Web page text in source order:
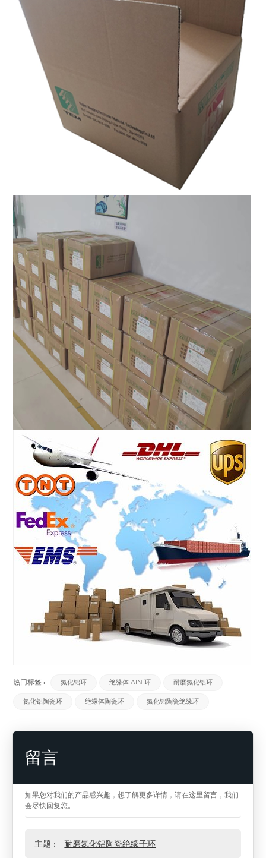
热门标签 : 氮化铝环 绝缘体 AlN 环 耐磨氮化铝环
氮化铝陶瓷环 绝缘体陶瓷环 氮化铝陶瓷绝缘环
留言
如果您对我们的产品感兴趣，想了解更多详情，请在这里留言，我们
会尽快回复您。
主题 : 耐磨氮化铝陶瓷绝缘子环